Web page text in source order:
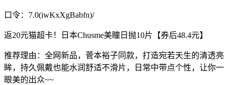
口令：7.0(iwKxXgBabfn)/
返20元猫超卡！日本Chusme美瞳日抛10片【券后48.4元】
推荐理由：全网新品，菅本裕子同款，打造宛若天生的清透亮
眸，持久佩戴也能水润舒适不滑片，日常中带点个性，让你一
眼美的出众~~